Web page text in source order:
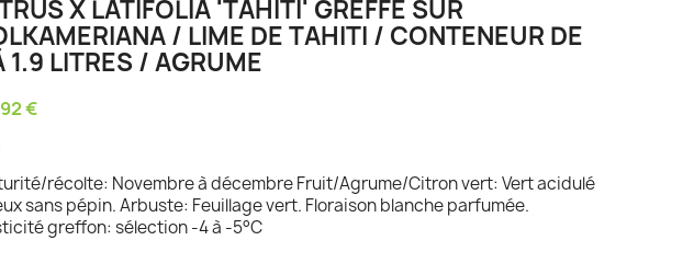
X LATIFOLIA 'TAHITI' GREFFÉ SUR
/ LIME DE TAHITI / CONTENEUR DE
1.9 LITRES / AGRUME
€
récolte: Novembre à décembre Fruit/Agrume/Citron vert: Vert acidulé
sans pépin. Arbuste: Feuillage vert. Floraison blanche parfumée.
greffon: sélection -4 à -5°C